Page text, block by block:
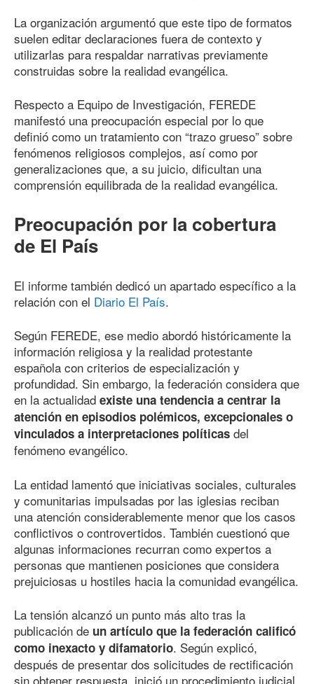
La organización argumentó que este tipo de formatos
suelen editar declaraciones fuera de contexto y
utilizarlas para respaldar narrativas previamente
construidas sobre la realidad evangélica.
Respecto a Equipo de Investigación, FEREDE
manifestó una preocupación especial por lo que
definió como un tratamiento con “trazo grueso” sobre
fenómenos religiosos complejos, así como por
generalizaciones que, a su juicio, dificultan una
comprensión equilibrada de la realidad evangélica.
Preocupación por la cobertura
de El País
El informe también dedicó un apartado específico a la
relación con el Diario El País.
Según FEREDE, ese medio abordó históricamente la
información religiosa y la realidad protestante
española con criterios de especialización y
profundidad. Sin embargo, la federación considera que
en la actualidad existe una tendencia a centrar la
atención en episodios polémicos, excepcionales o
vinculados a interpretaciones políticas del
fenómeno evangélico.
La entidad lamentó que iniciativas sociales, culturales
y comunitarias impulsadas por las iglesias reciban
una atención considerablemente menor que los casos
conflictivos o controvertidos. También cuestionó que
algunas informaciones recurran como expertos a
personas que mantienen posiciones que considera
prejuiciosas u hostiles hacia la comunidad evangélica.
La tensión alcanzó un punto más alto tras la
publicación de un artículo que la federación calificó
como inexacto y difamatorio. Según explicó,
después de presentar dos solicitudes de rectificación
sin obtener respuesta, inició un procedimiento judicial